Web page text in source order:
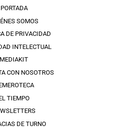
PORTADA
SOMOS
DE PRIVACIDAD
INTELECTUAL
MEDIAKIT
CON NOSOTROS
TIEMPO
DE TURNO